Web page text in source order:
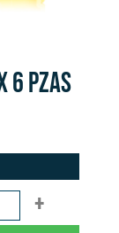
6 PZAS